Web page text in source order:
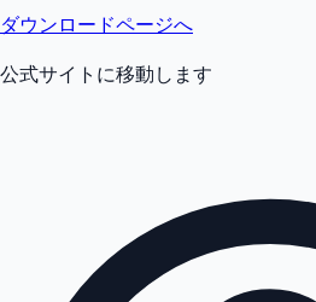
ダウンロードページへ
公式サイトに移動します